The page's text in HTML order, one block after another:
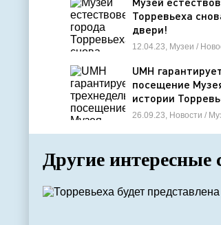
Торревьеха
двери!
12.04.23, Музеи /
UMH
посещение
истории
26.09.23, Новости /
Другие интересные